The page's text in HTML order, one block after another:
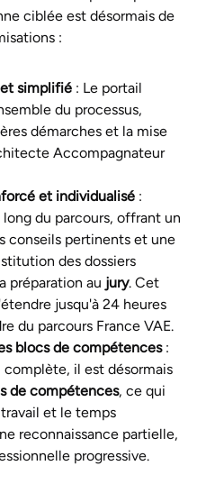
ciblée est désormais de
:
simplifié : Le portail
du processus,
démarches et la mise
Accompagnateur
et individualisé :
du parcours, offrant un
conseils pertinents et une
des dossiers
préparation au jury. Cet
jusqu'à 24 heures
du parcours France VAE.
blocs de compétences:
il est désormais
de compétences, ce qui
et le temps
reconnaissance partielle,
progressive.